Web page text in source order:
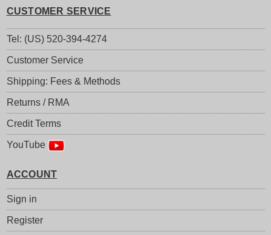
CUSTOMER SERVICE
Tel: (US) 520-394-4274
Customer Service
Shipping: Fees & Methods
Returns / RMA
Credit Terms
YouTube
ACCOUNT
Sign in
Register